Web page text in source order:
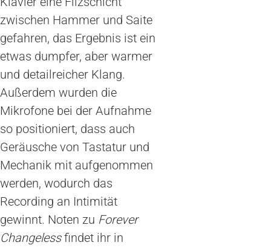
zwischen Hammer und Saite
gefahren, das Ergebnis ist ein
etwas dumpfer, aber warmer
und detailreicher Klang.
Außerdem wurden die
Mikrofone bei der Aufnahme
so positioniert, dass auch
Geräusche von Tastatur und
Mechanik mit aufgenommen
werden, wodurch das
Recording an Intimität
gewinnt. Noten zu Forever
Changelessfindet ihr in